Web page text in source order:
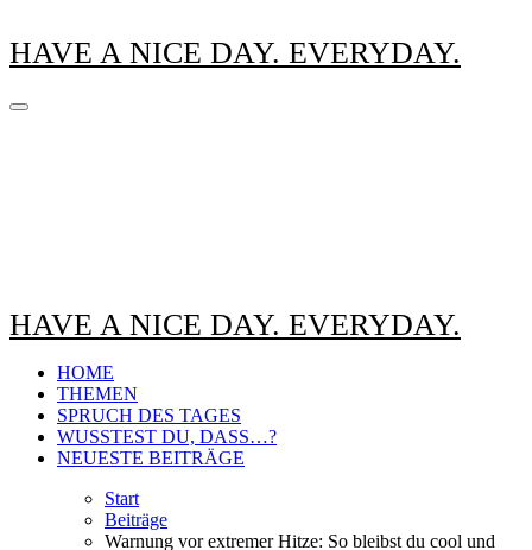
HAVE A NICE DAY. EVERYDAY.
HAVE A NICE DAY. EVERYDAY.
HOME
THEMEN
SPRUCH DES TAGES
WUSSTEST DU, DASS…?
NEUESTE BEITRÄGE
Start
Beiträge
Warnung vor extremer Hitze: So bleibst du cool und